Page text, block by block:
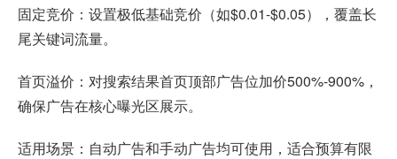
固定竞价：设置极低基础竞价（如$0.01-$0.05），覆盖长
尾关键词流量。
首页溢价：对搜索结果首页顶部广告位加价500%-900%，
确保广告在核心曝光区展示。
适用场景：自动广告和手动广告均可使用，适合预算有限